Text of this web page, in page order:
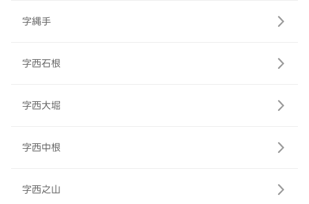
字縄手
字西石根
字西大堀
字西中根
字西之山